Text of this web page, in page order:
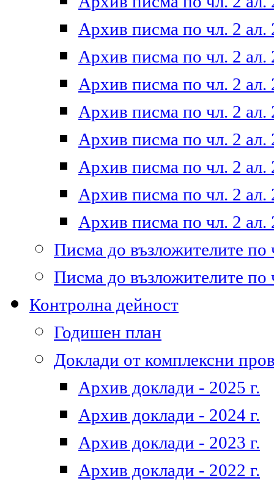
Архив писма по чл. 2 ал.
Архив писма по чл. 2 ал.
Архив писма по чл. 2 ал.
Архив писма по чл. 2 ал.
Архив писма по чл. 2 ал.
Архив писма по чл. 2 ал.
Архив писма по чл. 2 ал.
Архив писма по чл. 2 ал.
Писма до възложителите по
Писма до възложителите по
Контролна дейност
Годишен план
Доклади от комплексни
Архив доклади - 2025 г.
Архив доклади - 2024 г.
Архив доклади - 2023 г.
Архив доклади - 2022 г.